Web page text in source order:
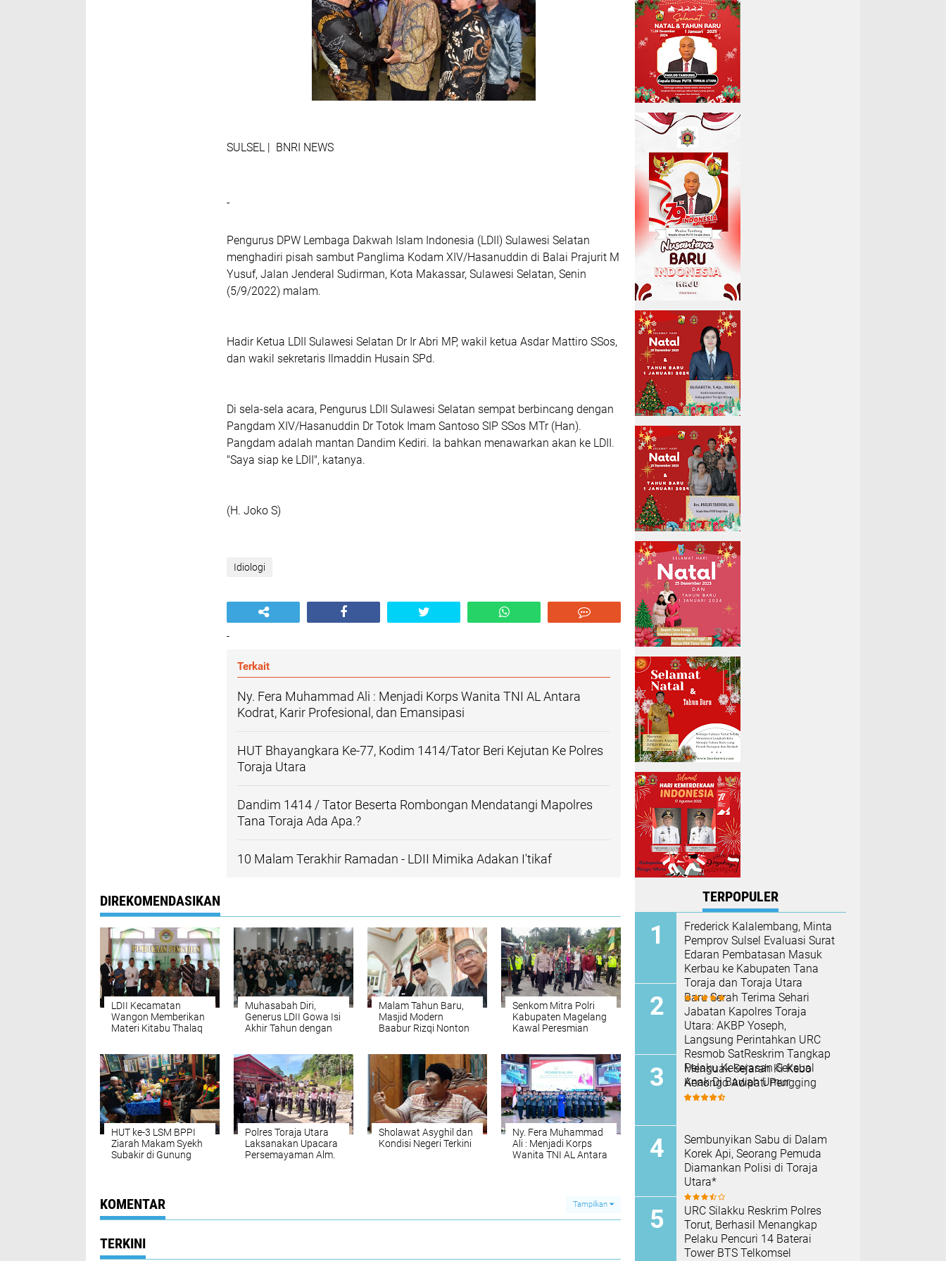
SULSEL | BNRI NEWS
-
Pengurus DPW Lembaga Dakwah Islam Indonesia (LDII) Sulawesi Selatan
menghadiri pisah sambut Panglima Kodam XIV/Hasanuddin di Balai Prajurit M
Yusuf, Jalan Jenderal Sudirman, Kota Makassar, Sulawesi Selatan, Senin
(5/9/2022) malam.
Hadir Ketua LDII Sulawesi Selatan Dr Ir Abri MP, wakil ketua Asdar Mattiro SSos,
dan wakil sekretaris Ilmaddin Husain SPd.
Di sela-sela acara, Pengurus LDII Sulawesi Selatan sempat berbincang dengan
Pangdam XIV/Hasanuddin Dr Totok Imam Santoso SIP SSos MTr (Han).
Pangdam adalah mantan Dandim Kediri. Ia bahkan menawarkan akan ke LDII.
"Saya siap ke LDII", katanya.
(H. Joko S)
Idiologi
-
Terkait
Ny. Fera Muhammad Ali : Menjadi Korps Wanita TNI AL Antara
Kodrat, Karir Profesional, dan Emansipasi
HUT Bhayangkara Ke-77, Kodim 1414/Tator Beri Kejutan Ke Polres
Toraja Utara
Dandim 1414 / Tator Beserta Rombongan Mendatangi Mapolres
Tana Toraja Ada Apa.?
10 Malam Terakhir Ramadan - LDII Mimika Adakan I'tikaf
DIREKOMENDASIKAN
LDII Kecamatan
Wangon Memberikan
Materi Kitabu Thalaq
Samawa
Muhasabah Diri,
Generus LDII Gowa Isi
Akhir Tahun dengan
Malam Tahun Baru,
Masjid Modern
Baabur Rizqi Nonton
SAW
Senkom Mitra Polri
Kabupaten Magelang
Kawal Peresmian
HUT ke-3 LSM BPPI
Ziarah Makam Syekh
Subakir di Gunung
Polres Toraja Utara
Laksanakan Upacara
Persemayaman Alm.
Sholawat Asyghil dan
Kondisi Negeri Terkini
Ny. Fera Muhammad
Ali : Menjadi Korps
Wanita TNI AL Antara
KOMENTAR Tampilkan
TERKINI
TERPOPULER
Frederick Kalalembang, Minta
Pemprov Sulsel Evaluasi Surat
Edaran Pembatasan Masuk
Kerbau ke Kabupaten Tana
Toraja dan Toraja Utara
Baru Serah Terima Sehari
Jabatan Kapolres Toraja
Utara: AKBP Yoseph,
Langsung Perintahkan URC
Resmob SatReskrim Tangkap
Pelaku Kekerasan Seksual
Anak Di Bawah Umur
Menguak Sejarah Ki Kebo
Kenongo Adipati Pengging
Sembunyikan Sabu di Dalam
Korek Api, Seorang Pemuda
Diamankan Polisi di Toraja
Utara*
URC Silakku Reskrim Polres
Torut, Berhasil Menangkap
Pelaku Pencuri 14 Baterai
Tower BTS Telkomsel